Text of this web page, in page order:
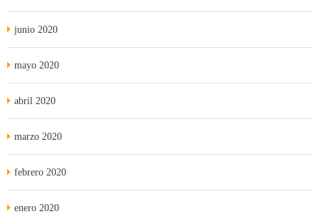
junio 2020
mayo 2020
abril 2020
marzo 2020
febrero 2020
enero 2020